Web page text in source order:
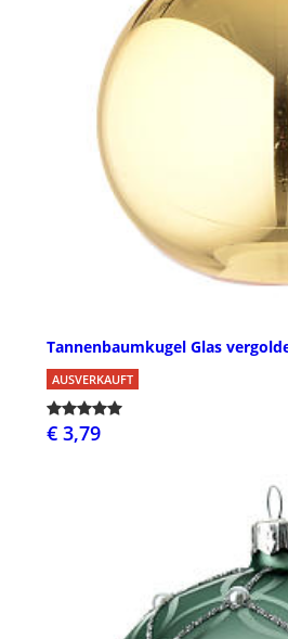
Tannenbaumkugel Glas
AUSVERKAUFT
€ 3,79